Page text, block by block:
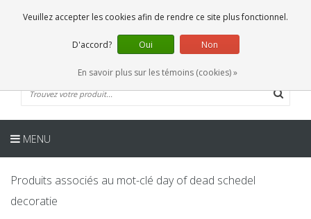
0 Articles
FR
MENU
Produits associés au mot-clé day of dead schedel
decoratie
Veuillez accepter les cookies afin de rendre ce site plus fonctionnel.
D'accord? Oui Non
En savoir plus sur les témoins (cookies) »